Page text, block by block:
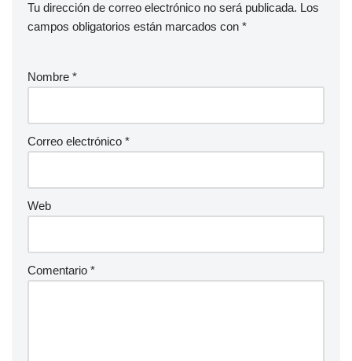
Tu dirección de correo electrónico no será publicada. Los
campos obligatorios están marcados con *
Nombre *
Correo electrónico *
Web
Comentario *